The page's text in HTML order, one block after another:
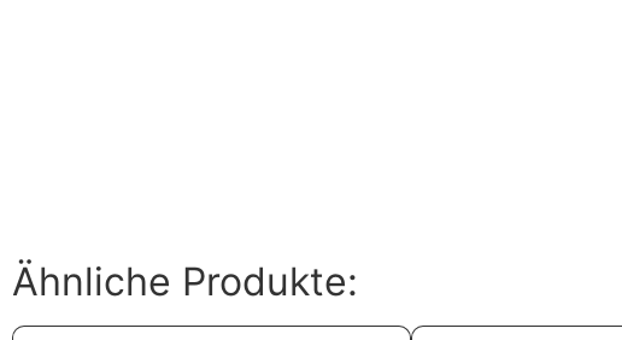
Ähnliche Produkte: